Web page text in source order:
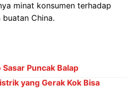
minat konsumen terhadap
China.
Puncak Balap
yang Gerak Kok Bisa